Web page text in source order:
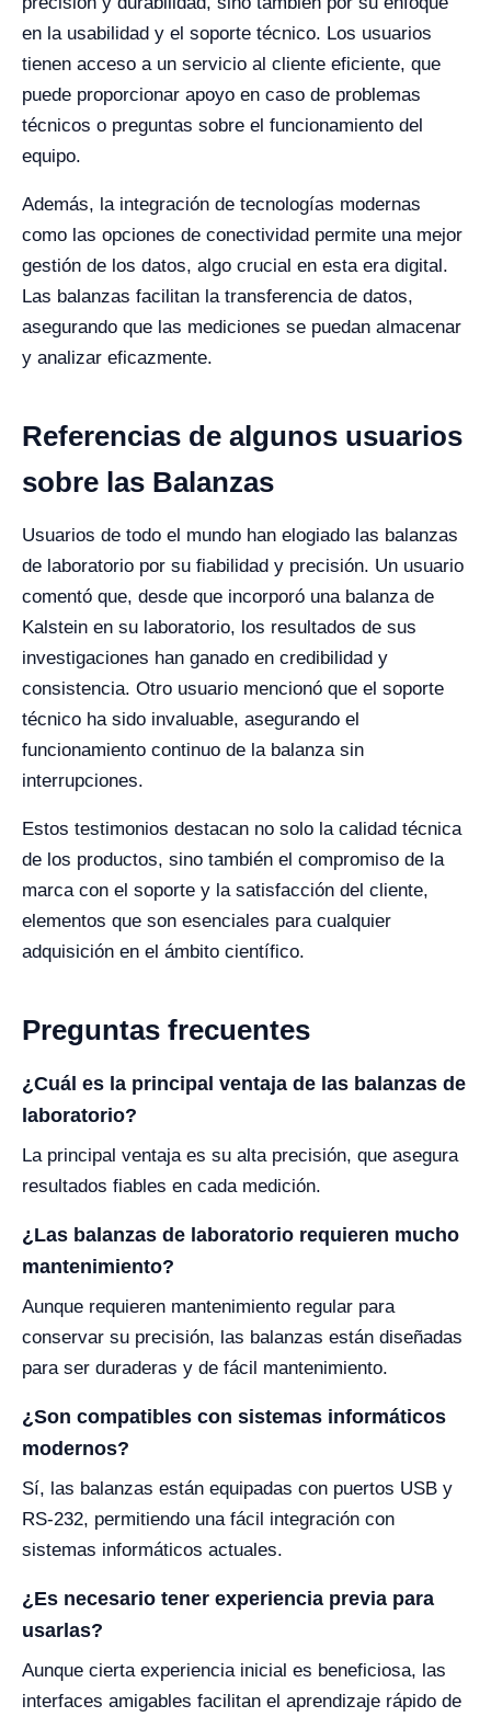
en la usabilidad y el soporte técnico. Los usuarios
tienen acceso a un servicio al cliente eficiente, que
puede proporcionar apoyo en caso de problemas
técnicos o preguntas sobre el funcionamiento del
equipo.
Además, la integración de tecnologías modernas
como las opciones de conectividad permite una mejor
gestión de los datos, algo crucial en esta era digital.
Las balanzas facilitan la transferencia de datos,
asegurando que las mediciones se puedan almacenar
y analizar eficazmente.
Referencias de algunos usuarios
sobre las Balanzas
Usuarios de todo el mundo han elogiado las balanzas
de laboratorio por su fiabilidad y precisión. Un usuario
comentó que, desde que incorporó una balanza de
Kalstein en su laboratorio, los resultados de sus
investigaciones han ganado en credibilidad y
consistencia. Otro usuario mencionó que el soporte
técnico ha sido invaluable, asegurando el
funcionamiento continuo de la balanza sin
interrupciones.
Estos testimonios destacan no solo la calidad técnica
de los productos, sino también el compromiso de la
marca con el soporte y la satisfacción del cliente,
elementos que son esenciales para cualquier
adquisición en el ámbito científico.
Preguntas frecuentes
¿Cuál es la principal ventaja de las balanzas de
laboratorio?
La principal ventaja es su alta precisión, que asegura
resultados fiables en cada medición.
¿Las balanzas de laboratorio requieren mucho
mantenimiento?
Aunque requieren mantenimiento regular para
conservar su precisión, las balanzas están diseñadas
para ser duraderas y de fácil mantenimiento.
¿Son compatibles con sistemas informáticos
modernos?
Sí, las balanzas están equipadas con puertos USB y
RS-232, permitiendo una fácil integración con
sistemas informáticos actuales.
¿Es necesario tener experiencia previa para
usarlas?
Aunque cierta experiencia inicial es beneficiosa, las
interfaces amigables facilitan el aprendizaje rápido de